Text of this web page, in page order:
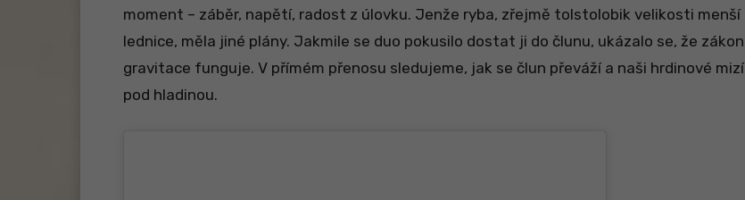
moment – záběr, napětí, radost z úlovku. Jenže ryba, zřejmě tolstolobik velikosti menší
lednice, měla jiné plány. Jakmile se duo pokusilo dostat ji do člunu, ukázalo se, že zákon
gravitace funguje. V přímém přenosu sledujeme, jak se člun převáží a naši hrdinové mizí
pod hladinou.